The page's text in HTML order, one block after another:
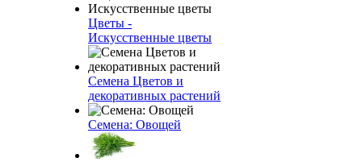
Цветы -
Искусственные цветы
Семена Цветов и
декоративных растений
Семена: Овощей